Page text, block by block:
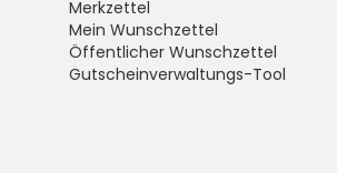
Merkzettel
Mein Wunschzettel
Öffentlicher Wunschzettel
Gutscheinverwaltungs-Tool